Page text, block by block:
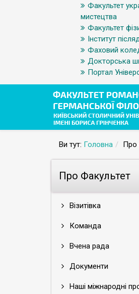
Факультет
мистецтва
Факультет
Інститут
Фаховий
Докторська
Портал
Ви тут: Головна Про
Про Факультет
Візитівка
Команда
Вчена рада
Документи
Наші міжнародні